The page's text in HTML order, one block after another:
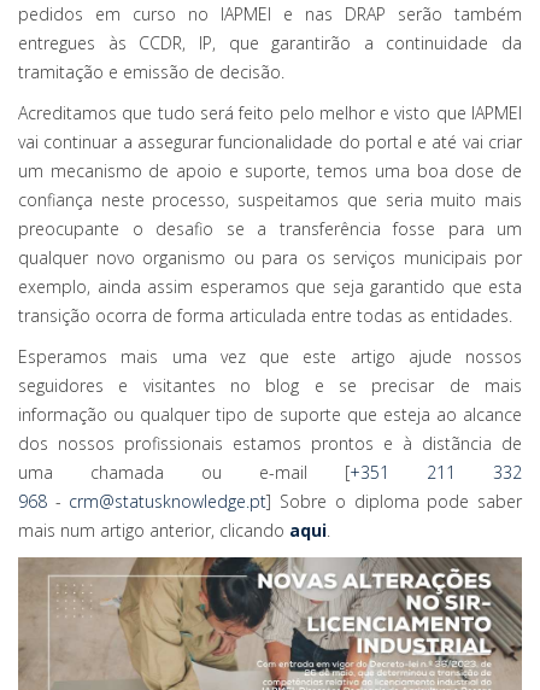
pedidos em curso no IAPMEI e nas DRAP serão também
entregues às CCDR, IP, que garantirão a continuidade da
tramitação e emissão de decisão.
Acreditamos que tudo será feito pelo melhor e visto que IAPMEI
vai continuar a assegurar funcionalidade do portal e até vai criar
um mecanismo de apoio e suporte, temos uma boa dose de
confiança neste processo, suspeitamos que seria muito mais
preocupante o desafio se a transferência fosse para um
qualquer novo organismo ou para os serviços municipais por
exemplo, ainda assim esperamos que seja garantido que esta
transição ocorra de forma articulada entre todas as entidades.
Esperamos mais uma vez que este artigo ajude nossos
seguidores e visitantes no blog e se precisar de mais
informação ou qualquer tipo de suporte que esteja ao alcance
dos nossos profissionais estamos prontos e à distãncia de
uma chamada ou e-mail [+351 211 332
968 - crm@statusknowledge.pt] Sobre o diploma pode saber
mais num artigo anterior, clicando aqui.